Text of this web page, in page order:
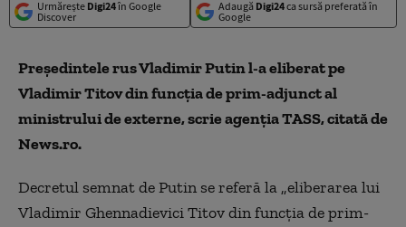
Urmărește Digi24în Google
Discover
Adaugă Digi24ca sursă preferată în
Google
Preşedintele rus Vladimir Putin l-a eliberat pe
Vladimir Titov din funcţia de prim-adjunct al
ministrului de externe, scrie agenţia TASS, citată de
News.ro.
Decretul semnat de Putin se referă la „eliberarea lui
Vladimir Ghennadievici Titov din funcţia de prim-